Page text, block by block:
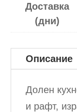
Доставка
(дни)
Описание
Долен
и рафт,